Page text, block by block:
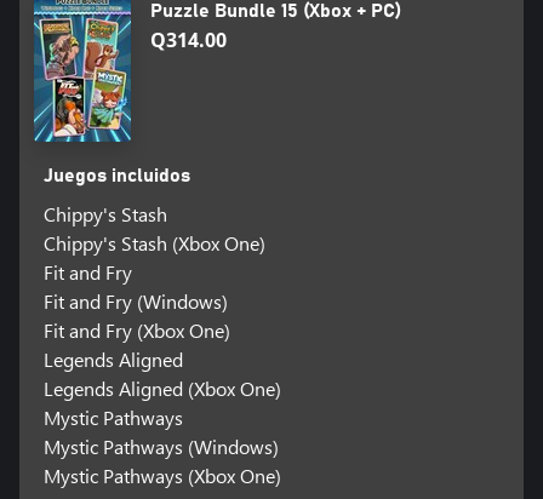
Puzzle Bundle 15 (Xbox + PC)
Q314.00
Juegos incluidos
Chippy's Stash
Chippy's Stash (Xbox One)
Fit and Fry
Fit and Fry (Windows)
Fit and Fry (Xbox One)
Legends Aligned
Legends Aligned (Xbox One)
Mystic Pathways
Mystic Pathways (Windows)
Mystic Pathways (Xbox One)